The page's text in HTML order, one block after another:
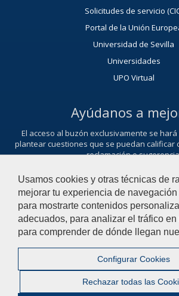
Usamos cookies y otras técnicas de
mejorar tu experiencia de
para mostrarte contenidos
adecuados, para analizar el tráfico
para comprender de dónde llegan
Configurar Cookies
Rechazar todas las
Solicitudes de servicio
Portal de la Unión
Universidad de Sevilla
Universidades
UPO Virtual
Ayúdanos a
El acceso al buzón exclusivamente se
plantear cuestiones que se puedan calificar
reclamación o
Contacta con nosotros
© 2021 Universidad Pablo de Olavide -
Aviso Legal |
Configurar cookies